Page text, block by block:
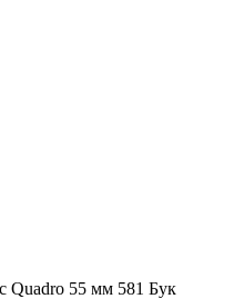
Quadro 55 мм 581 Бук